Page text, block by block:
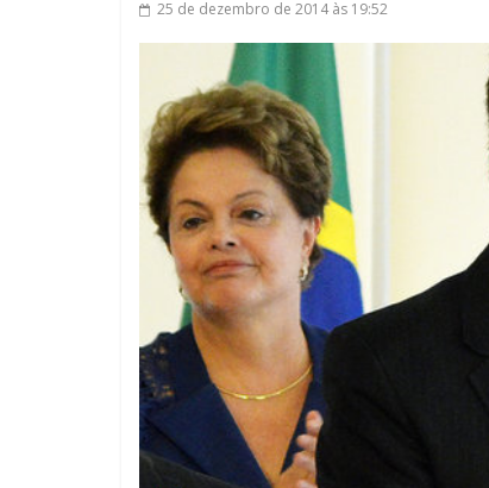
25 de dezembro de 2014às 19:52